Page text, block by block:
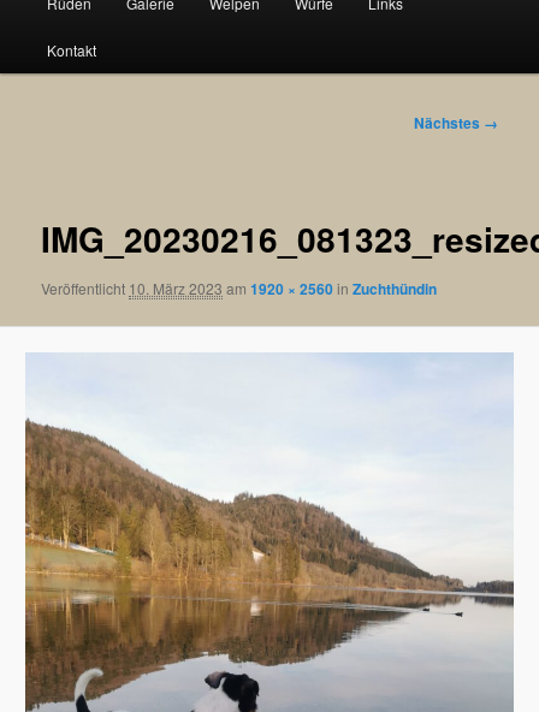
Kontakt
Nächstes →
Veröffentlicht 10. März 2023 am1920 × 2560inZuchthündin